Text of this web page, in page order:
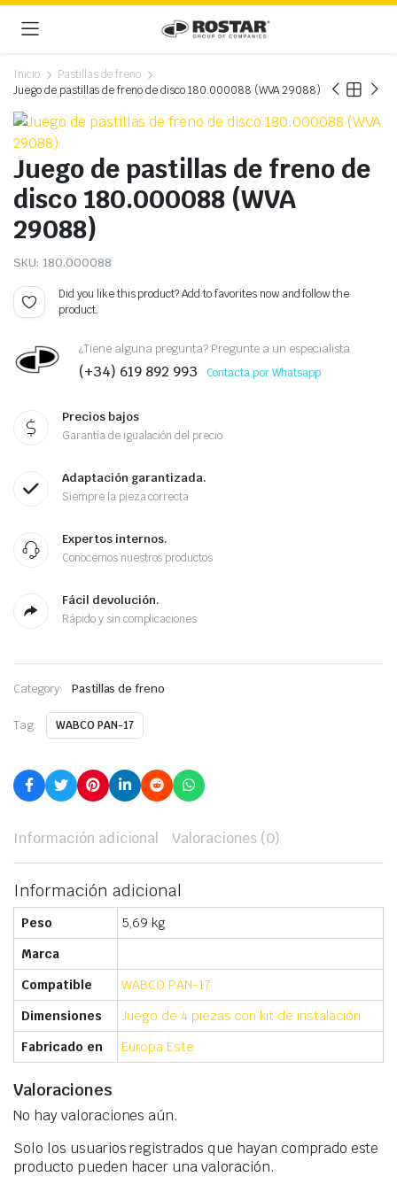
Inicio
Pastillas de freno
Juego de pastillas de freno de disco 180.000088 (WVA 29088)
Juego de pastillas de freno de
disco 180.000088 (WVA
29088)
SKU: 180.000088
Did you like this product? Add to favorites now and follow the
product.
¿Tiene alguna pregunta? Pregunte a un especialista
(+34) 619 892 993 Contacta por Whatsapp
Precios bajos
Garantía de igualación del precio
Adaptación garantizada.
Siempre la pieza correcta
Expertos internos.
Conocemos nuestros productos
Fácil devolución.
Rápido y sin complicaciones
Category: Pastillas de freno
Tag: WABCO PAN-17
Información adicional Valoraciones (0)
Información adicional
Peso
5,69 kg
Marca
Compatible
WABCO PAN-17
Dimensiones
Juego de 4 piezas con kit de instalación
Fabricado en
Europa Este
Valoraciones
No hay valoraciones aún.
Solo los usuarios registrados que hayan comprado este
producto pueden hacer una valoración.